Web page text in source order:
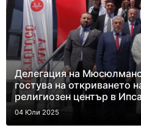
Делегация на
гостува на откриването
религиозен център в
04 Юли 2025